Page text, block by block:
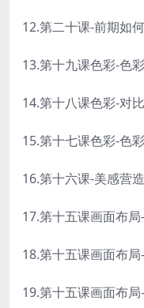
12.第二十课-前期如
13.第十九课色彩-色
14.第十八课色彩-对
15.第十七课色彩-色
16.第十六课-美感营
17.第十五课画面布
18.第十五课画面布
19.第十五课画面布